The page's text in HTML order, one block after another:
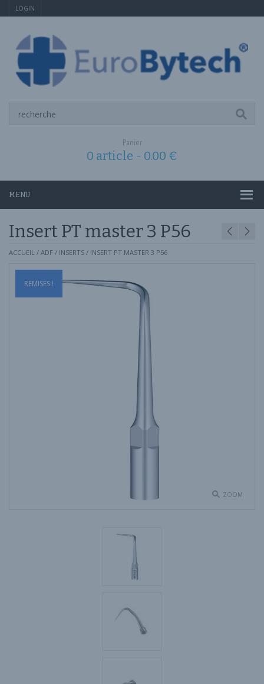
LOGIN
Panier
0 article - 0.00 €
MENU
Insert PT master 3 P56
ACCUEIL / ADF / INSERTS / INSERT PT MASTER 3 P56
REMISES !
ZOOM